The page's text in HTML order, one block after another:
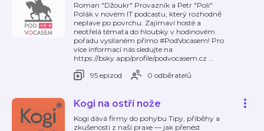
Roman "Džoukr" Provazník a Petr "Poli"
Polák v novém IT podcastu, který rozhodně
neplave po povrchu. Zajímaví hosté a
neotřelá témata do hloubky v hodinovém
pořadu vysílaném přímo #PodVocasem! Pro
více informací nás sledujte na
https://bsky.app/profile/podvocasem.cz …
95 epizod
0 odběratelů
Kogi na ostří nože
Kogi dává firmy do pohybu Tipy, příběhy a
zkušenosti z naší praxe — jak přenést